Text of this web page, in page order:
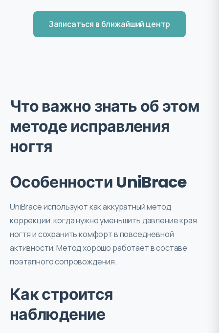
Записаться в ближайший центр
Что важно знать об этом
методе исправления
ногтя
Особенности UniBrace
UniBrace используют как аккуратный метод
коррекции, когда нужно уменьшить давление края
ногтя и сохранить комфорт в повседневной
активности. Метод хорошо работает в составе
поэтапного сопровождения.
Как строится
наблюдение